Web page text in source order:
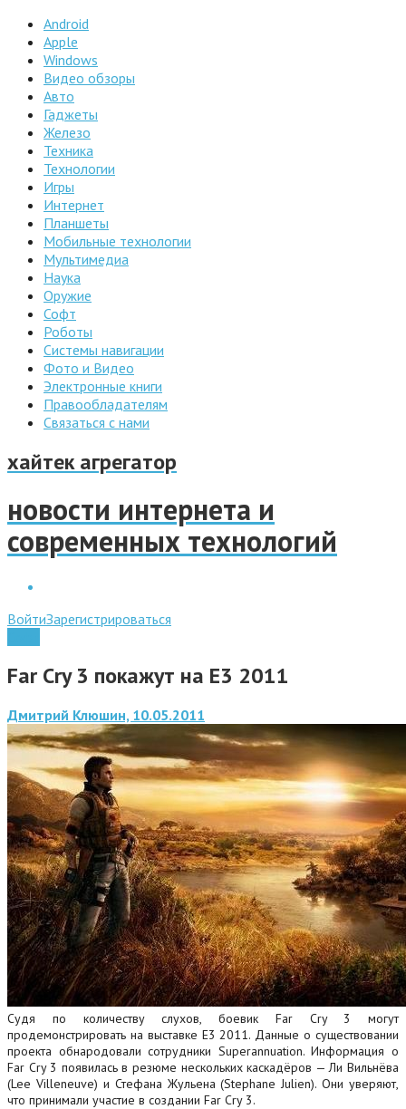
Android
Apple
Windows
Видео обзоры
Авто
Гаджеты
Железо
Техника
Технологии
Игры
Интернет
Планшеты
Мобильные технологии
Мультимедиа
Наука
Оружие
Софт
Роботы
Системы навигации
Фото и Видео
Электронные книги
Правообладателям
Связаться с нами
хайтек агрегатор
новости интернета и
современных технологий
ВойтиЗарегистрироваться
Far Cry 3 покажут на Е3 2011
Дмитрий Клюшин, 10.05.2011
Судя по количеству слухов, боевик Far Cry 3 могут
продемонстрировать на выставке Е3 2011. Данные о существовании
проекта обнародовали сотрудники Superannuation. Информация о
Far Cry 3 появилась в резюме нескольких каскадёров — Ли Вильнёва
(Lee Villeneuve) и Стефана Жульена (Stephane Julien). Они уверяют,
что принимали участие в создании Far Cry 3.